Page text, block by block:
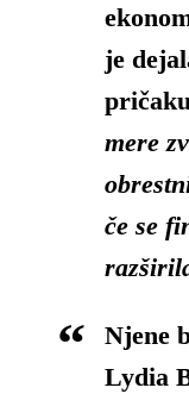
je
mere
če se
Njene
Lydia